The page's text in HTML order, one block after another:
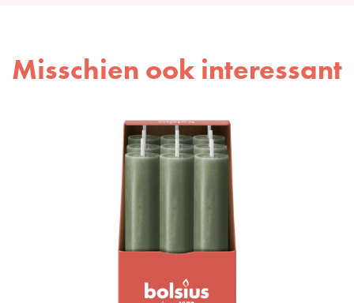
Misschien ook interessant